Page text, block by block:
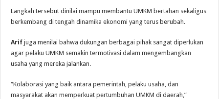
Langkah tersebut dinilai mampu membantu UMKM bertahan sekaligus
berkembang di tengah dinamika ekonomi yang terus berubah.
Arif juga menilai bahwa dukungan berbagai pihak sangat diperlukan
agar pelaku UMKM semakin termotivasi dalam mengembangkan
usaha yang mereka jalankan.
“Kolaborasi yang baik antara pemerintah, pelaku usaha, dan
masyarakat akan memperkuat pertumbuhan UMKM di daerah,”